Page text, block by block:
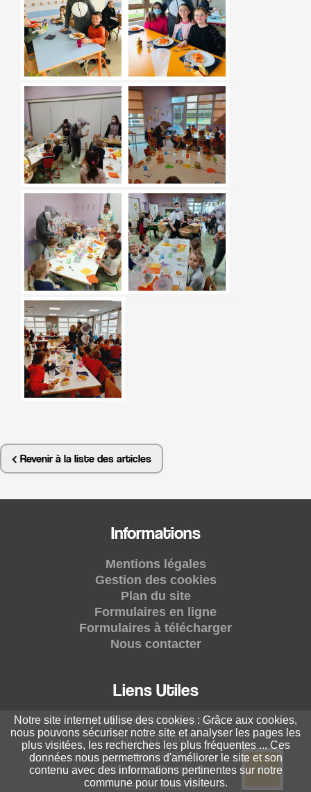
Revenir à la liste des articles
Informations
Mentions légales
Gestion des cookies
Plan du site
Formulaires en ligne
Formulaires à télécharger
Nous contacter
Liens Utiles
Notre page Facebook
Portail Famille
Télépoint
Office du Tourisme
Bassin Minier
Notre site internet utilise des cookies : Grâce aux cookies,
nous pouvons sécuriser notre site et analyser les pages les
plus visitées, les recherches les plus fréquentes ... Ces
données nous permettrons d'améliorer le site et son
contenu avec des informations pertinentes sur notre
commune pour tous visiteurs.